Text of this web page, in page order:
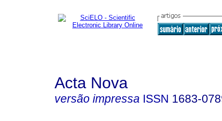
Acta Nova
versão impressa ISSN 1683-